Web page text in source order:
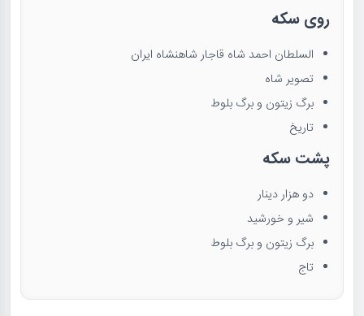
روی سکه
السلطان احمد شاه قاجار شاهنشاه ایران
تصویر شاه
برگ زیتون و برگ بلوط
تاریخ
پشت سکه
دو هزار دینار
شیر و خورشید
برگ زیتون و برگ بلوط
تاج